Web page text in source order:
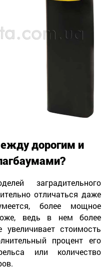
дорогим и
?
заградительного
отличаться даже
более мощное
ведь в нем более
увеличивает стоимость
процент его
или количество